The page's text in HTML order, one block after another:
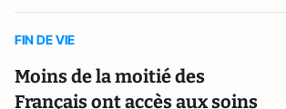
FIN DE VIE
Moins de la moitié des
Français ont accès aux soins